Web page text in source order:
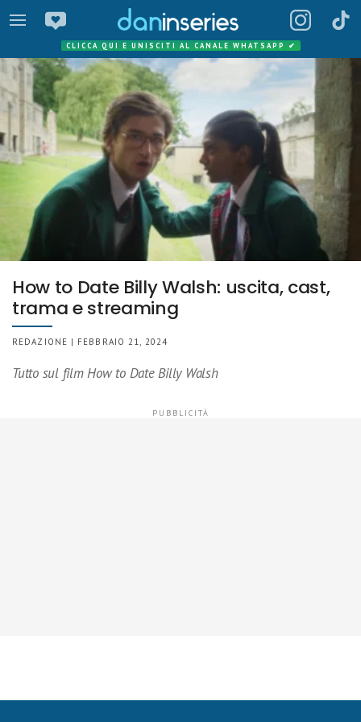
CLICCA QUI E UNISCITI AL CANALE WHATSAPP ✔
How to Date Billy Walsh: uscita, cast,
trama e streaming
REDAZIONE | FEBBRAIO 21, 2024
Tutto sul film How to Date Billy Walsh